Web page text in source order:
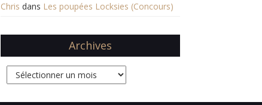
Chris dans Les poupées Locksies (Concours)
Archives
Archives